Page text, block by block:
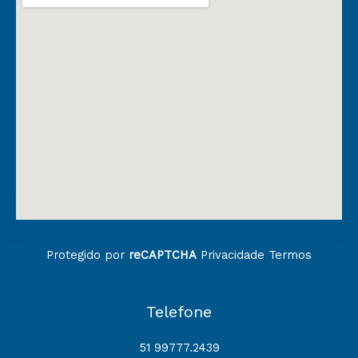
Protegido por reCAPTCHA Privacidade Termos
Telefone
51 99777.2439